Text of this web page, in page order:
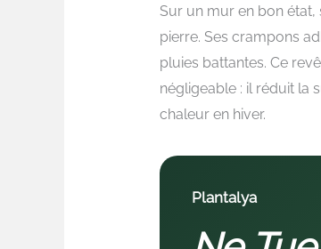
Sur un mur en bon état,
pierre. Ses crampons
pluies battantes. Ce
négligeable : il réduit la
chaleur en hiver.
Plantalya